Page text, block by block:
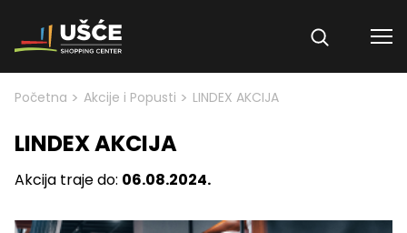
Skip to content
Početna > Akcije i Popusti > LINDEX AKCIJA
LINDEX AKCIJA
Akcija traje do: 06.08.2024.